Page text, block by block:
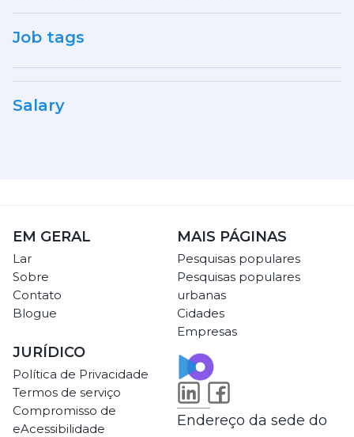
Job tags
Salary
EM GERAL
Lar
Sobre
Contato
Blogue
MAIS PÁGINAS
Pesquisas populares
Pesquisas populares
urbanas
Cidades
Empresas
JURÍDICO
Política de Privacidade
Termos de serviço
Compromisso de
eAcessibilidade
Endereço da sede do